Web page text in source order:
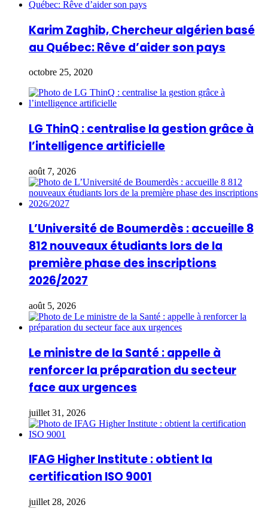
Karim Zaghib, Chercheur algérien basé
au Québec: Rêve d’aider son pays
octobre 25, 2020
LG ThinQ : centralise la gestion grâce à
l’intelligence artificielle
août 7, 2026
L’Université de Boumerdès : accueille 8
812 nouveaux étudiants lors de la
première phase des inscriptions
2026/2027
août 5, 2026
Le ministre de la Santé : appelle à
renforcer la préparation du secteur
face aux urgences
juillet 31, 2026
IFAG Higher Institute : obtient la
certification ISO 9001
juillet 28, 2026